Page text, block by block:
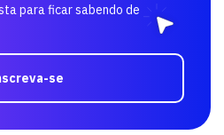
para ficar sabendo de
se